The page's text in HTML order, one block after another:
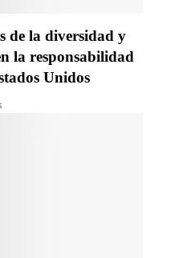
de la diversidad y
la responsabilidad
Unidos